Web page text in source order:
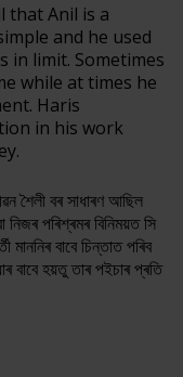
that Anil is a
and he used
in limit. Sometimes
while at times he
Haris
in his work
শৈলী বৰ সাধাৰণ আছিল
পৰিশ্ৰমৰ বিনিময়ত সি
বাবে চিন্তাত পৰিব
বাবে হয়তু তাৰ পইচাৰ প্ৰতি